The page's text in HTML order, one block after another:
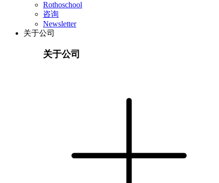
Rothoschool
咨询
Newsletter
关于公司
关于公司